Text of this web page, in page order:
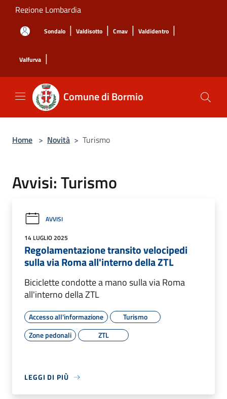
Salta al contenuto principale
Regione Lombardia
Sondalo | Valdisotto | Cmav | Valdidentro |
Valfurva |
Comune di Bormio
Home > Novità > Turismo
Avvisi: Turismo
AVVISI
14 LUGLIO 2025
Regolamentazione transito velocipedi
sulla via Roma all'interno della ZTL
Biciclette condotte a mano sulla via Roma
all'interno della ZTL
Accesso all'informazione
Turismo
Zone pedonali
ZTL
LEGGI DI PIÙ